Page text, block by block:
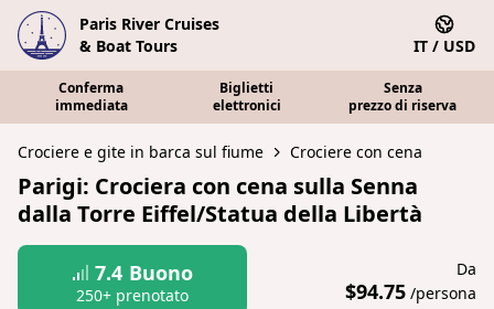
Paris River Cruises
& Boat Tours
IT / USD
Conferma
immediata
Biglietti
elettronici
Senza
prezzo di riserva
Crociere e gite in barca sul fiume Crociere con cena
Parigi: Crociera con cena sulla Senna
dalla Torre Eiffel/Statua della Libertà
7.4 Buono
250+ prenotato
Da
$94.75 /persona